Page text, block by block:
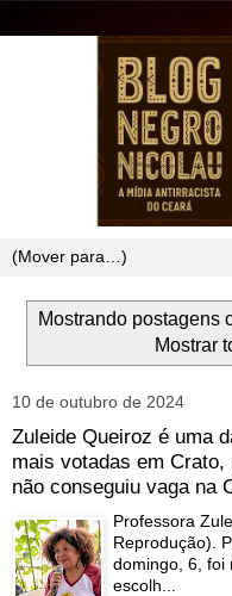
Mostrando postagens
Mostrar
10 de outubro de 2024
Zuleide Queiroz é uma
mais votadas em Crato,
não conseguiu vaga na
Professora
Reprodução).
domingo, 6, foi
escolh...